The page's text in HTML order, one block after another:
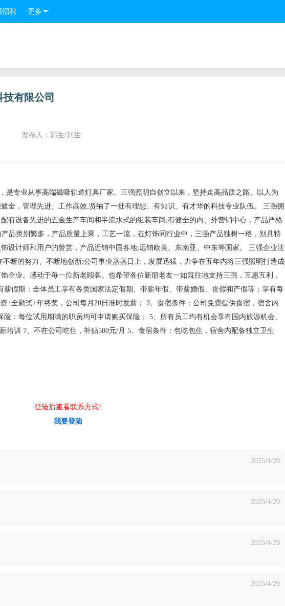
招聘 更多
有限公司
发布人：郭生/刘生
是专业从事高端磁吸轨道灯具厂家。三强照明自创立以来，坚持走高品质之路。以人为
全，管理先进、工作高效;贤纳了一批有理想、有知识、有才华的科技专业队伍。 三强拥
有设备先进的五金生产车间和半流水式的组装车间;有健全的内、外营销中心，产品严格
品类别繁多，产品质量上乘，工艺一流，在灯饰同行业中，三强产品独树一格，别具特
设计师和用户的赞赏，产品近销中国各地;远销欧美、东南亚、中东等国家。 三强企业注
断的努力、不断地创新;公司事业蒸蒸日上，发展迅猛，力争在五年内将三强照明打造成
企业。感动于每一位新老顾客。也希望各位新朋老友一如既往地支持三强，互惠互利，
假期：全体员工享有各类国家法定假期、带薪年假、带薪婚假、丧假和产假等；享有每
+全勤奖+年终奖，公司每月20日准时发薪； 3、食宿条件：公司免费提供食宿，宿舍内
：每位试用期满的职员均可申请购买保险； 5、所有员工均有机会享有国内旅游机会、
培训 7、不在公司吃住，补贴500元/月 5、食宿条件：包吃包住，宿舍内配备独立卫生
登陆后查看联系方式!
我要登陆
2025/4/29
2025/4/29
2025/4/29
2025/4/29